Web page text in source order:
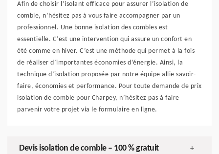
Afin de choisir l’isolant efficace pour assurer l’isolation de
comble, n’hésitez pas à vous faire accompagner par un
professionnel. Une bonne isolation des combles est
essentielle. C’est une intervention qui assure un confort en
été comme en hiver. C’est une méthode qui permet à la fois
de réaliser d’importantes économies d’énergie. Ainsi, la
technique d’isolation proposée par notre équipe allie savoir-
faire, économies et performance. Pour toute demande de prix
isolation de comble pour Charpey, n’hésitez pas à faire
parvenir votre projet via le formulaire en ligne.
Devis isolation de comble – 100 % gratuit +